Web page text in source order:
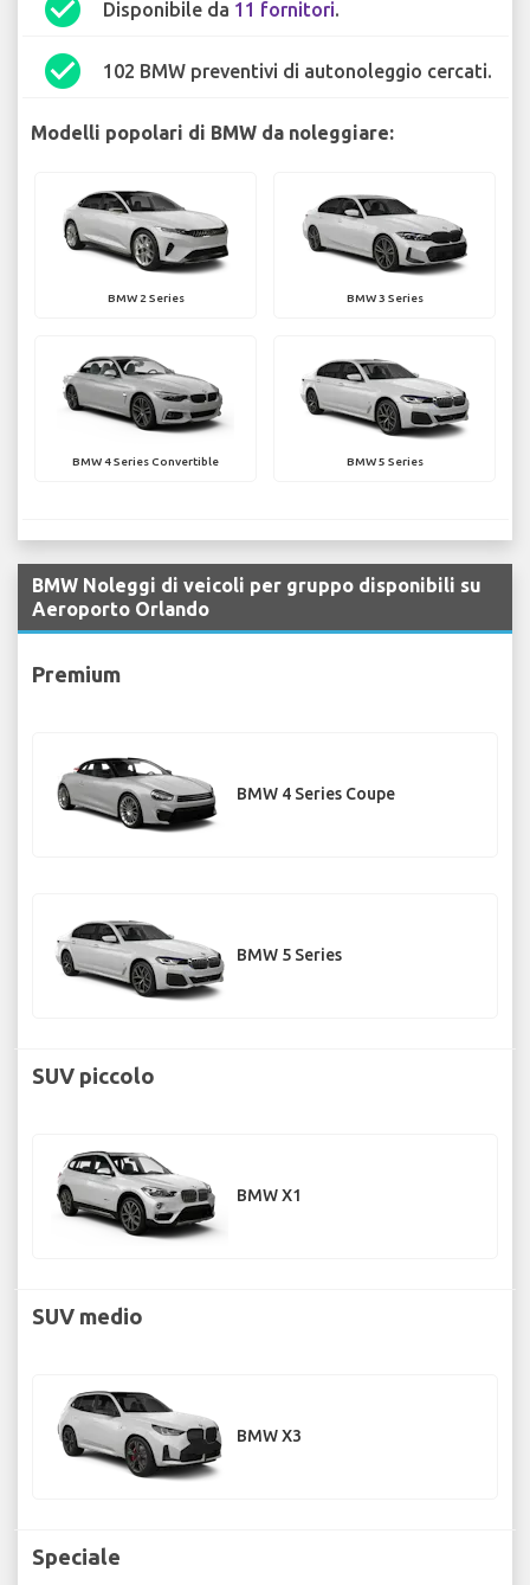
check_circle Disponibile da 11 fornitori.
check_circle 102 BMW preventivi di autonoleggio cercati.
Modelli popolari di BMW da noleggiare:
BMW 2 Series BMW 3 Series
BMW 4 Series Convertible BMW 5 Series
BMW Noleggi di veicoli per gruppo disponibili su
Aeroporto Orlando
Premium
BMW 4 Series Coupe
BMW 5 Series
SUV piccolo
BMW X1
SUV medio
BMW X3
Speciale